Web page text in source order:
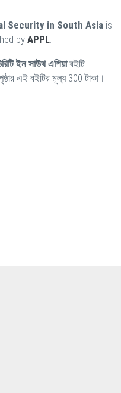
Security in South Asia is
by APPL
ইন সাউথ এশিয়াবইটি
এই বইটির মূল্য 300 টাকা।